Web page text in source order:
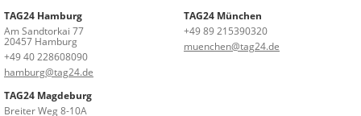
TAG24 Hamburg
Am Sandtorkai 77
20457 Hamburg
+49 40 228608090
hamburg@tag24.de
TAG24 München
+49 89 215390320
muenchen@tag24.de
TAG24 Magdeburg
Breiter Weg 8-10A